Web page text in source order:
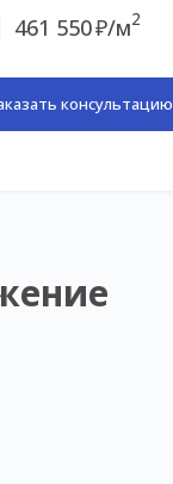
461 550 /м2
консультацию